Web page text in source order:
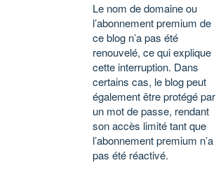
Le nom de domaine ou
l’abonnement premium de
ce blog n’a pas été
renouvelé, ce qui explique
cette interruption. Dans
certains cas, le blog peut
également être protégé par
un mot de passe, rendant
son accès limité tant que
l’abonnement premium n’a
pas été réactivé.